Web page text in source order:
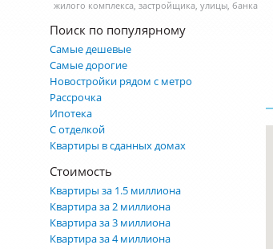
Поиск по популярному
Самые дешевые
Самые дорогие
Новостройки рядом с метро
Рассрочка
Ипотека
С отделкой
Квартиры в сданных домах
Стоимость
Квартиры за 1.5 миллиона
Квартира за 2 миллиона
Квартира за 3 миллиона
Квартира за 4 миллиона